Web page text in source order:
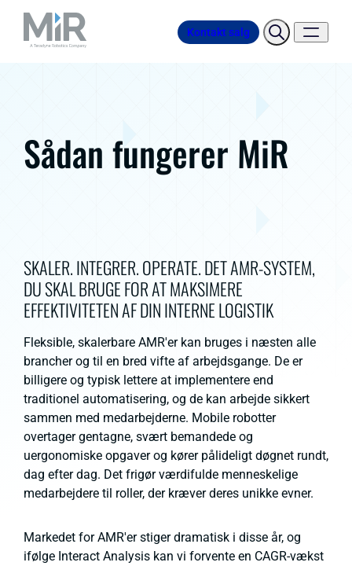
Kontakt salg
Sådan fungerer MiR
SKALER. INTEGRER. OPERATE. DET AMR-SYSTEM,
DU SKAL BRUGE FOR AT MAKSIMERE
EFFEKTIVITETEN AF DIN INTERNE LOGISTIK
Fleksible, skalerbare AMR'er kan bruges i næsten alle
brancher og til en bred vifte af arbejdsgange. De er
billigere og typisk lettere at implementere end
traditionel automatisering, og de kan arbejde sikkert
sammen med medarbejderne. Mobile robotter
overtager gentagne, svært bemandede og
uergonomiske opgaver og kører pålideligt døgnet rundt,
dag efter dag. Det frigør værdifulde menneskelige
medarbejdere til roller, der kræver deres unikke evner.
Markedet for AMR'er stiger dramatisk i disse år, og
ifølge Interact Analysis kan vi forvente en CAGR-vækst